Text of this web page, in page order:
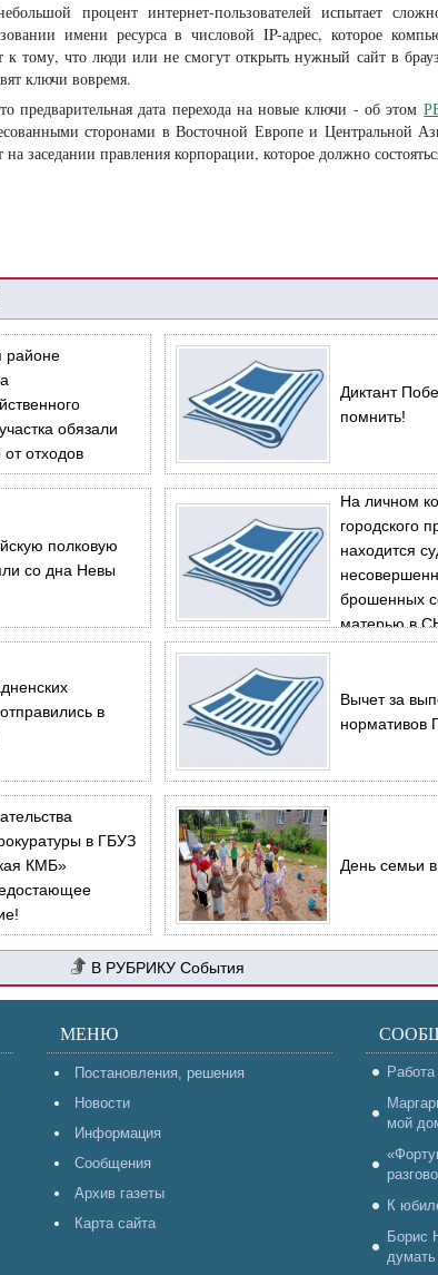
процент интернет-пользователей испытает
имени ресурса в числовой IP-адрес, которое
к тому, что люди или не смогут открыть нужный сайт в
ключи вовремя.
предварительная дата перехода на новые ключи - об этом
сторонами в Восточной Европе и Центральной
​заседании правления корпорации, которое должно
районе
обязали
от отходов
Диктант
помнить!
полковую
со дна Невы
На личном
городского
находится
брошенных
матерью в
в
Вычет за
нормативов
в ГБУЗ
КМБ»
День семьи
События
МЕНЮ
Постановления, решения
Новости
Информация
Сообщения
Архив газеты
Карта сайта
мой
К
Борис